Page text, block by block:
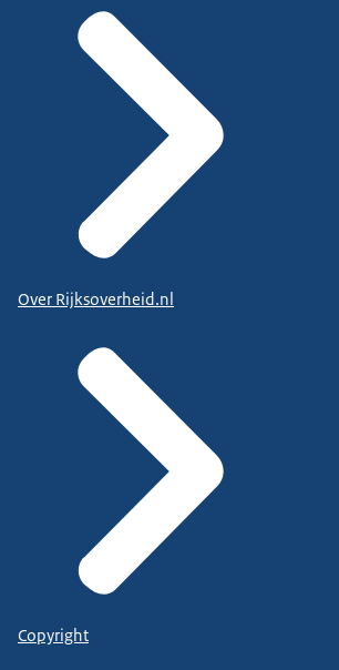
Over Rijksoverheid.nl
Copyright